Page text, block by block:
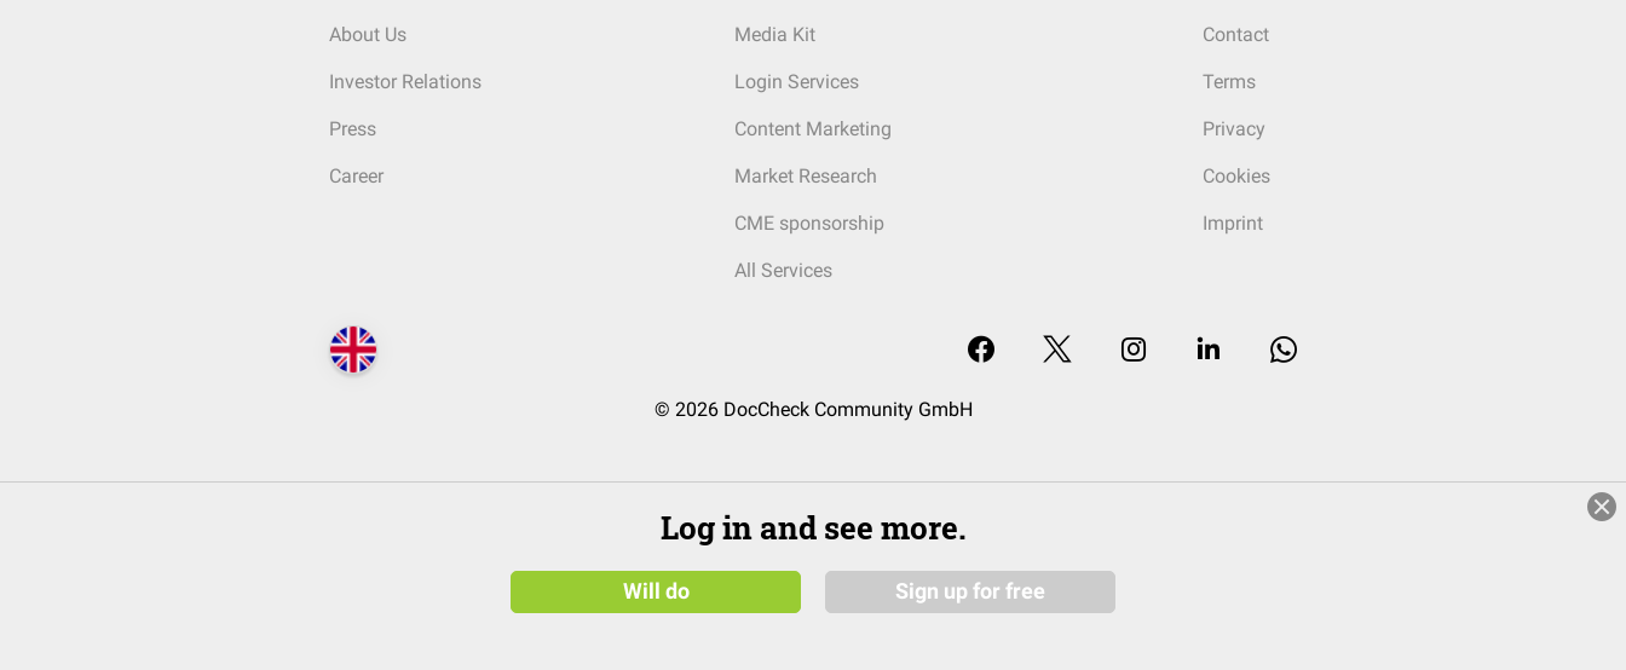
About Us
Investor Relations
Press
Career
Media Kit
Login Services
Content Marketing
Market Research
CME sponsorship
All Services
Contact
Terms
Privacy
Cookies
Imprint
© 2026 DocCheck Community GmbH
Log in and see more.
Will do Sign up for free